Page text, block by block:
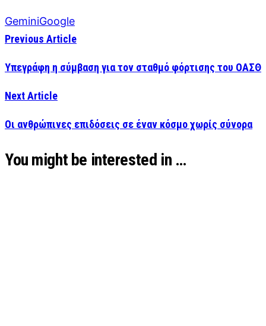
GeminiGoogle
Previous Article
Υπεγράφη η σύμβαση για τον σταθμό φόρτισης του ΟΑΣΘ
Next Article
Οι ανθρώπινες επιδόσεις σε έναν κόσμο χωρίς σύνορα
You might be interested in …